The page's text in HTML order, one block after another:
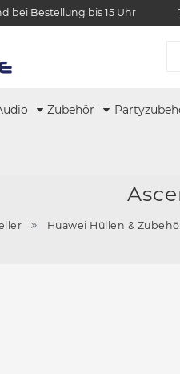
bei Bestellung bis 15 Uhr
Zubehör
Huawei Hüllen &